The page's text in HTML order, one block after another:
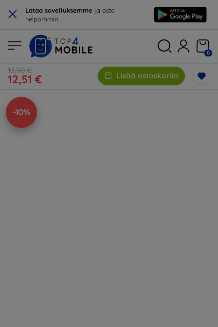
× Lataa sovelluksemme ja osta
helpommin.
0
13,90 €
12,51 € Lisää ostoskoriin
-10%